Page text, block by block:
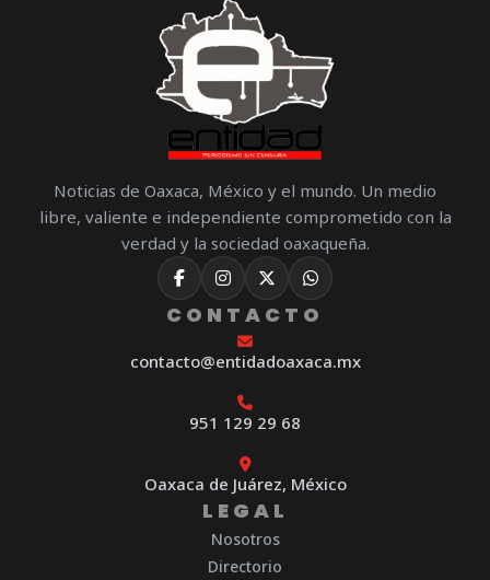
Noticias de Oaxaca, México y el mundo. Un medio
libre, valiente e independiente comprometido con la
verdad y la sociedad oaxaqueña.
CONTACTO
contacto@entidadoaxaca.mx
951 129 29 68
Oaxaca de Juárez, México
LEGAL
Nosotros
Directorio